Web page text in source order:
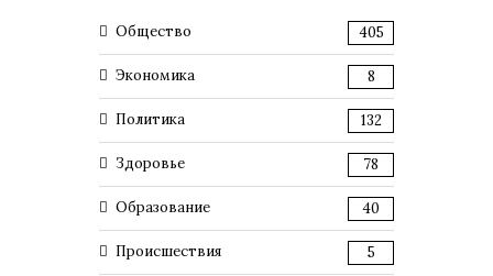
Общество 405
Экономика 8
Политика 132
Здоровье 78
Образование 40
Происшествия 5